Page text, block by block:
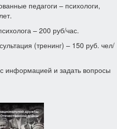
педагоги – психологи,
– 200 руб/час.
(тренинг) – 150 руб. чел/
информацией и задать вопросы